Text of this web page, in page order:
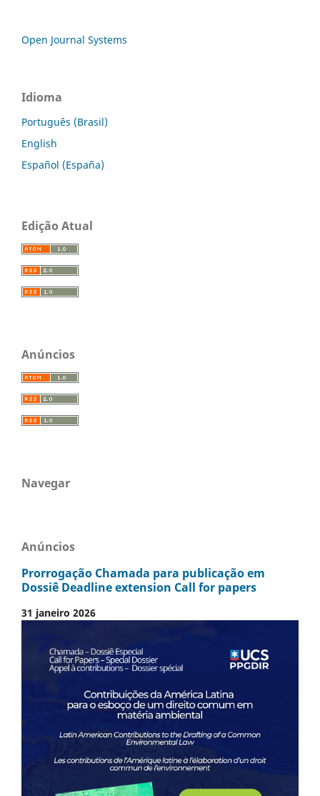
Open Journal Systems
Idioma
Português (Brasil)
English
Español (España)
Edição Atual
Anúncios
Navegar
Anúncios
Prorrogação Chamada para publicação em
Dossiê Deadline extension Call for papers
31 janeiro 2026